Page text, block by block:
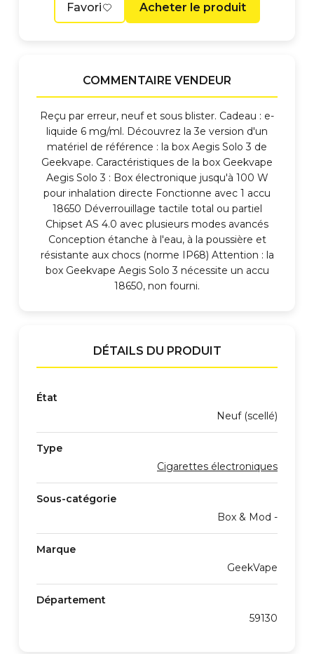
Favori Acheter le produit
COMMENTAIRE VENDEUR
Reçu par erreur, neuf et sous blister. Cadeau : e-
liquide 6 mg/ml. Découvrez la 3e version d'un
matériel de référence : la box Aegis Solo 3 de
Geekvape. Caractéristiques de la box Geekvape
Aegis Solo 3 : Box électronique jusqu'à 100 W
pour inhalation directe Fonctionne avec 1 accu
18650 Déverrouillage tactile total ou partiel
Chipset AS 4.0 avec plusieurs modes avancés
Conception étanche à l'eau, à la poussière et
résistante aux chocs (norme IP68) Attention : la
box Geekvape Aegis Solo 3 nécessite un accu
18650, non fourni.
DÉTAILS DU PRODUIT
État
Neuf (scellé)
Type
Cigarettes électroniques
Sous-catégorie
Box & Mod -
Marque
GeekVape
Département
59130